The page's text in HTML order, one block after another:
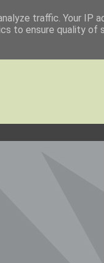
traffic. Your IP
to ensure quality of